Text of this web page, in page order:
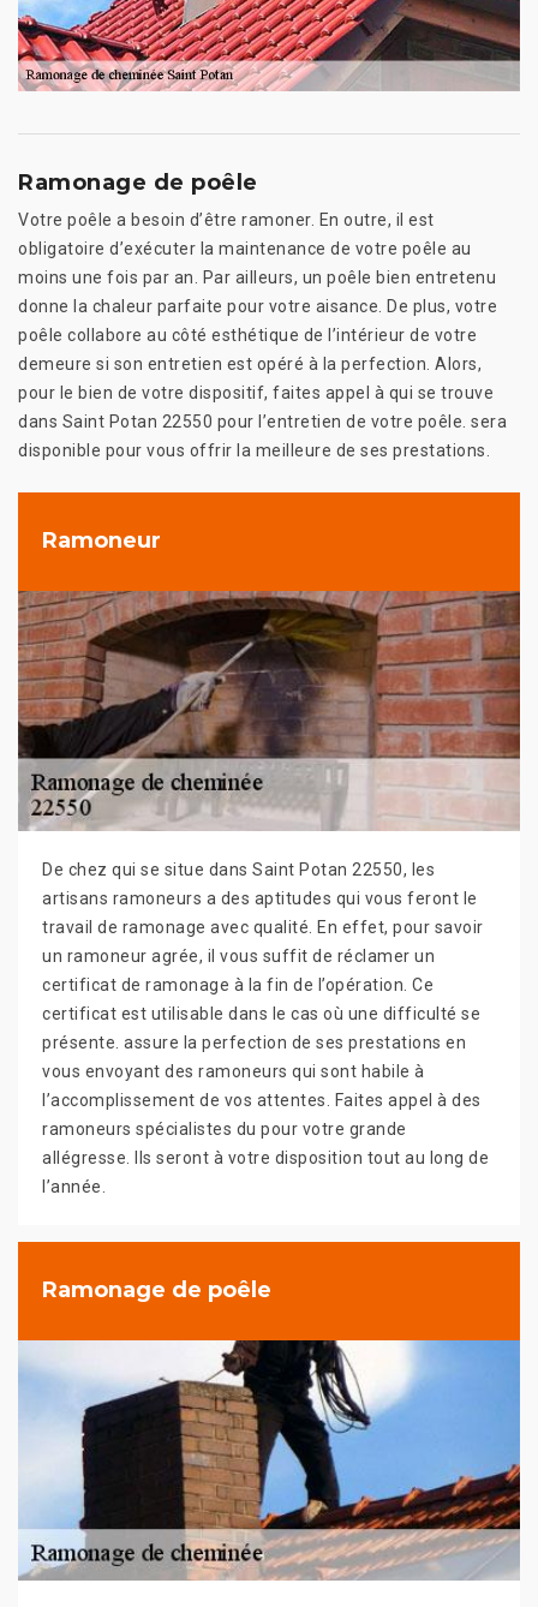
Ramonage de poêle
Votre poêle a besoin d’être ramoner. En outre, il est
obligatoire d’exécuter la maintenance de votre poêle au
moins une fois par an. Par ailleurs, un poêle bien entretenu
donne la chaleur parfaite pour votre aisance. De plus, votre
poêle collabore au côté esthétique de l’intérieur de votre
demeure si son entretien est opéré à la perfection. Alors,
pour le bien de votre dispositif, faites appel à qui se trouve
dans Saint Potan 22550 pour l’entretien de votre poêle. sera
disponible pour vous offrir la meilleure de ses prestations.
Ramoneur
De chez qui se situe dans Saint Potan 22550, les
artisans ramoneurs a des aptitudes qui vous feront le
travail de ramonage avec qualité. En effet, pour savoir
un ramoneur agrée, il vous suffit de réclamer un
certificat de ramonage à la fin de l’opération. Ce
certificat est utilisable dans le cas où une difficulté se
présente. assure la perfection de ses prestations en
vous envoyant des ramoneurs qui sont habile à
l’accomplissement de vos attentes. Faites appel à des
ramoneurs spécialistes du pour votre grande
allégresse. Ils seront à votre disposition tout au long de
l’année.
Ramonage de poêle